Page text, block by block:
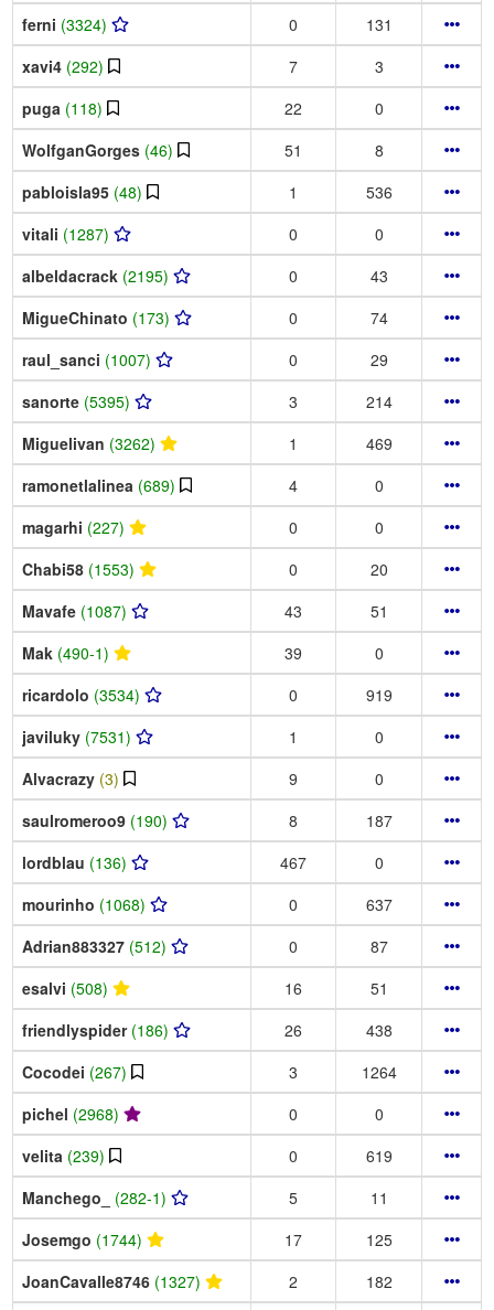
ferni (3324) 0
131
xavi4 (292) 7
3
puga (118) 22
0
WolfganGorges (46) 51
8
pabloisla95 (48) 1
536
vitali (1287) 0
0
albeldacrack (2195) 0
43
MigueChinato (173) 0
74
raul_sanci (1007) 0
29
sanorte (5395) 3
214
Miguelivan (3262) 1
469
ramonetlalinea (689) 4
0
magarhi (227) 0
0
Chabi58 (1553) 0
20
Mavafe (1087) 43
51
Mak (490-1) 39
0
ricardolo (3534) 0
919
javiluky (7531) 1
0
Alvacrazy (3) 9
0
saulromeroo9 (190) 8
187
lordblau (136) 467
0
mourinho (1068) 0
637
Adrian883327 (512) 0
87
esalvi (508) 16
51
friendlyspider (186) 26
438
Cocodei (267) 3
1264
pichel (2968) 0
0
velita (239) 0
619
Manchego_ (282-1) 5
11
Josemgo (1744) 17
125
JoanCavalle8746 (1327) 2
182